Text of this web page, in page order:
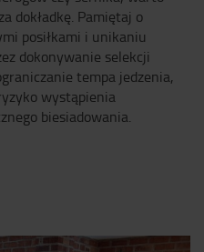
dokładkę. Pamiętaj o
posiłkami i unikaniu
dokonywanie selekcji
tempa jedzenia,
wystąpienia
biesiadowania.